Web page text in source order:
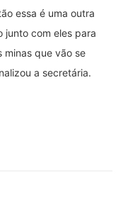
essa é uma outra
junto com eles para
minas que vão se
a secretária.